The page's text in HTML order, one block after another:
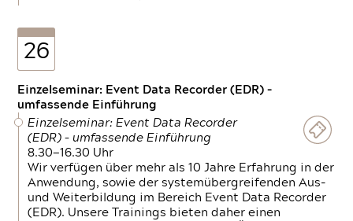
26
Einzelseminar: Event Data Recorder (EDR) –
umfassende Einführung
Einzelseminar: Event Data Recorder
(EDR) – umfassende Einführung
8.30—16.30 Uhr
Wir verfügen über mehr als 10 Jahre Erfahrung in der
Anwendung, sowie der systemübergreifenden Aus-
und Weiterbildung im Bereich Event Data Recorder
(EDR). Unsere Trainings bieten daher einen